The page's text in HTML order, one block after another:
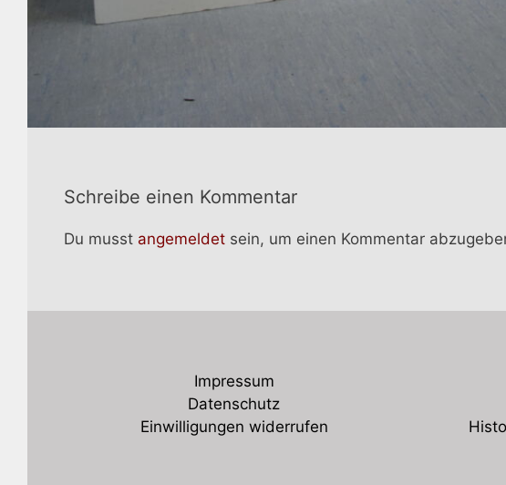
Schreibe einen Kommentar
Du musst angemeldetsein, um einen Kommentar
Impressum
Datenschutz
Einwilligungen widerrufen